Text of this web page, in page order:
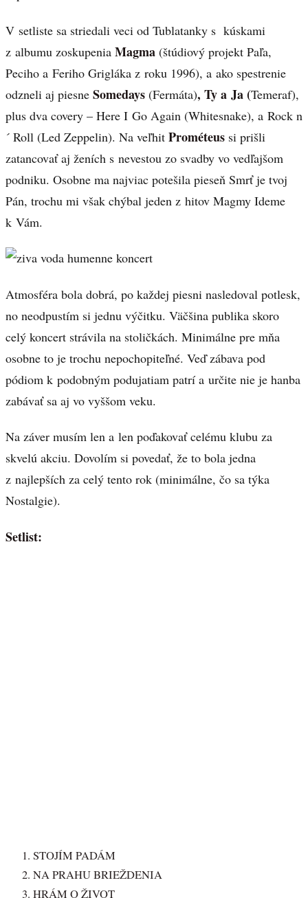
V setliste sa striedali veci od Tublatanky s kúskami
z albumu zoskupenia Magma (štúdiový projekt Paľa,
Peciho a Feriho Grigláka z roku 1996), a ako spestrenie
odzneli aj piesne Somedays (Fermáta), Ty a Ja (Temeraf),
plus dva covery – Here I Go Again (Whitesnake), a Rock n
´ Roll (Led Zeppelin). Na veľhit Prométeus si prišli
zatancovať aj ženích s nevestou zo svadby vo vedľajšom
podniku. Osobne ma najviac potešila pieseň Smrť je tvoj
Pán, trochu mi však chýbal jeden z hitov Magmy Ideme
k Vám.
Atmosféra bola dobrá, po každej piesni nasledoval potlesk,
no neodpustím si jednu výčitku. Väčšina publika skoro
celý koncert strávila na stoličkách. Minimálne pre mňa
osobne to je trochu nepochopiteľné. Veď zábava pod
pódiom k podobným podujatiam patrí a určite nie je hanba
zabávať sa aj vo vyššom veku.
Na záver musím len a len poďakovať celému klubu za
skvelú akciu. Dovolím si povedať, že to bola jedna
z najlepších za celý tento rok (minimálne, čo sa týka
Nostalgie).
Setlist:
STOJÍM PADÁM
NA PRAHU BRIEŽDENIA
HRÁM O ŽIVOT